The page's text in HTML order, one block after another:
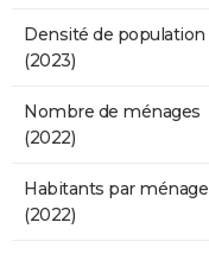
Densité de population
(2023)
Nombre de ménages
(2022)
Habitants par ménage
(2022)